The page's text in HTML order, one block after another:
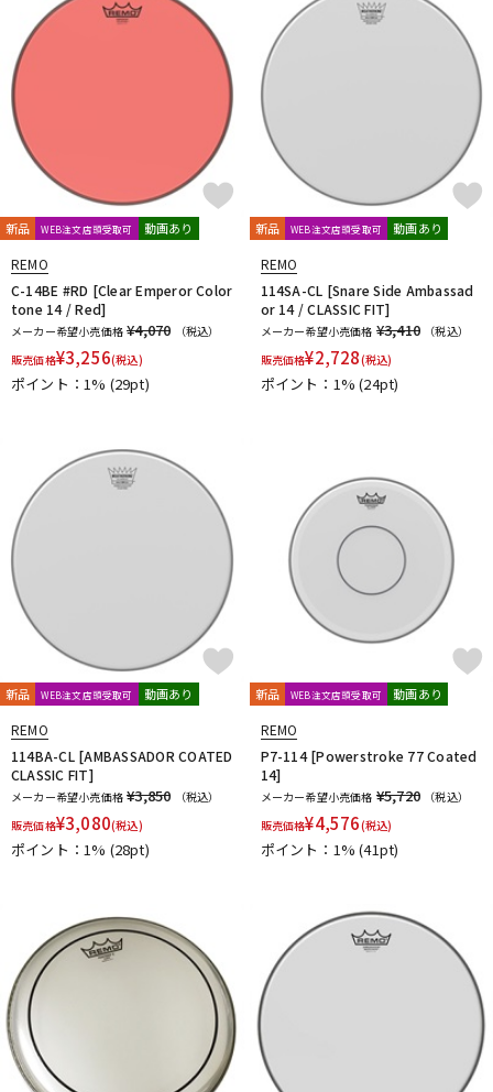
新品 WEB注文店頭受取可 動画あり
REMO
C-14BE #RD [Clear Emperor Color
tone 14 / Red]
メーカー希望小売価格 ¥4,070
（税込）
販売価格¥3,256(税込)
ポイント：1% (29pt)
新品 WEB注文店頭受取可 動画あり
REMO
114SA-CL [Snare Side Ambassad
or 14 / CLASSIC FIT]
メーカー希望小売価格 ¥3,410
（税込）
販売価格¥2,728(税込)
ポイント：1%(24pt)
新品 WEB注文店頭受取可 動画あり
REMO
114BA-CL [AMBASSADOR COATED
CLASSIC FIT]
メーカー希望小売価格 ¥3,850
（税込）
販売価格¥3,080(税込)
ポイント：1% (28pt)
新品 WEB注文店頭受取可 動画あり
REMO
P7-114 [Powerstroke 77 Coated
14]
メーカー希望小売価格 ¥5,720
（税込）
販売価格¥4,576(税込)
ポイント：1%(41pt)